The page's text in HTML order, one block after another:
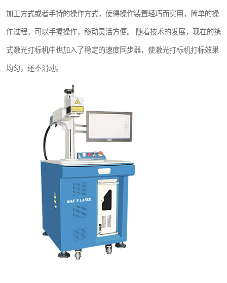
加工方式或者手持的操作方式，使得操作装置轻巧而实用，简单的操
作过程，可以手握操作，移动灵活方便。 随着技术的发展，现在的携
式激光打标机中也加入了稳定的速度同步器，使激光打标机打标效果
均匀，还不滑动。